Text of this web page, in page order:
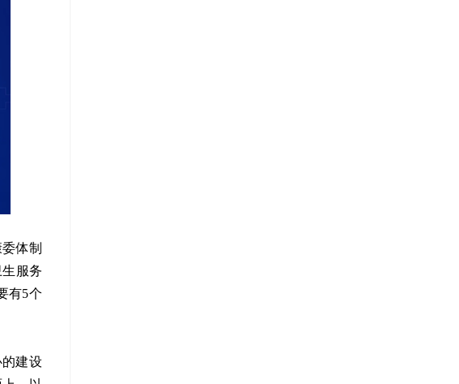
体制
服务
有5个
建设